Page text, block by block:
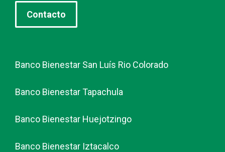
Contacto
Banco Bienestar San Luís Rio Colorado
Banco Bienestar Tapachula
Banco Bienestar Huejotzingo
Banco Bienestar Iztacalco